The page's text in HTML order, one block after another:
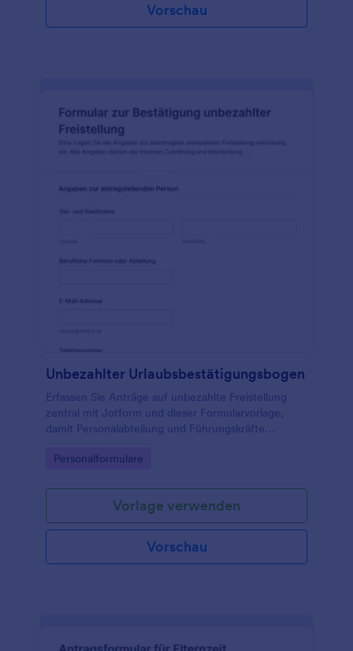
Vorschau
Unbezahlter Urlaubsbestätigungsbogen
Erfassen Sie Anträge auf unbezahlte Freistellung
zentral mit Jotform und dieser Formularvorlage,
damit Personalabteilung und Führungskräfte
Abstimmungen nachvollziehbar dokumentieren
Go to Category:
Personalformulare
Vorlage verwenden
Vorschau